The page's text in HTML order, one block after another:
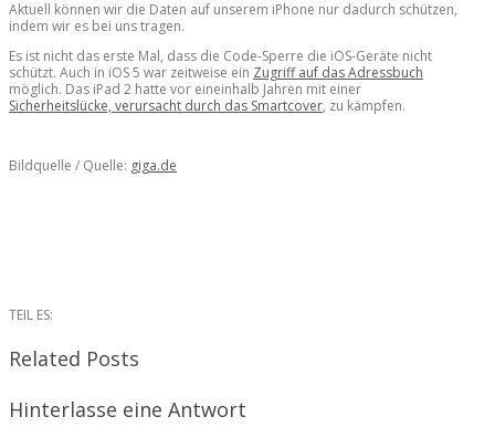
Aktuell können wir die Daten auf unserem iPhone nur dadurch schützen,
indem wir es bei uns tragen.
Es ist nicht das erste Mal, dass die Code-Sperre die iOS-Geräte nicht
schützt. Auch in iOS 5 war zeitweise ein Zugriff auf das Adressbuch
möglich. Das iPad 2 hatte vor eineinhalb Jahren mit einer
Sicherheitslücke, verursacht durch das Smartcover, zu kämpfen.
Bildquelle / Quelle: giga.de
TEIL ES:
Related Posts
Hinterlasse eine Antwort